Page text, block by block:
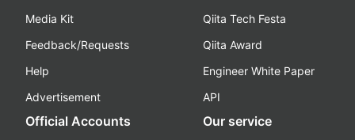
Media Kit
Feedback/Requests
Help
Advertisement
Qiita Tech Festa
Qiita Award
Engineer White Paper
API
Official Accounts Our service